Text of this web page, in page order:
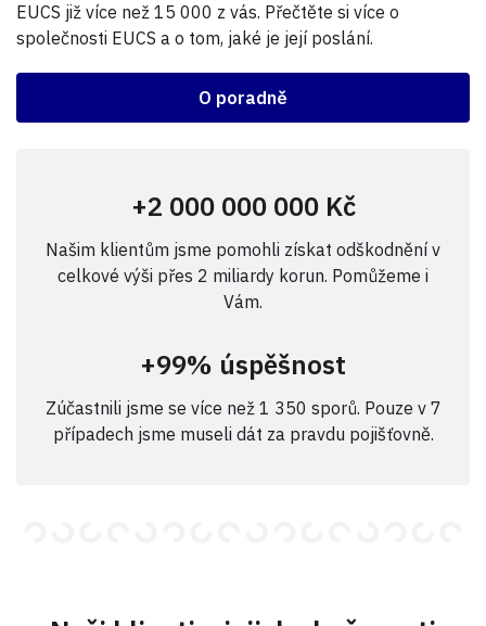
EUCS již více než 15 000 z vás. Přečtěte si více o
společnosti EUCS a o tom, jaké je její poslání.
O poradně
+2 000 000 000 Kč
Našim klientům jsme pomohli získat odškodnění v
celkové výši přes 2 miliardy korun. Pomůžeme i
Vám.
+99% úspěšnost
Zúčastnili jsme se více než 1 350 sporů. Pouze v 7
případech jsme museli dát za pravdu pojišťovně.